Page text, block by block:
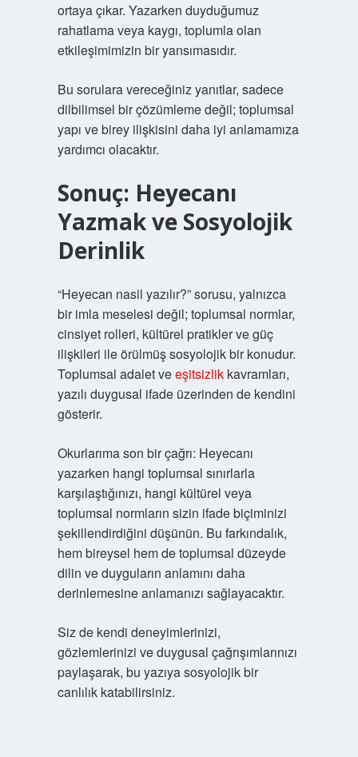
ortaya çıkar. Yazarken duyduğumuz
rahatlama veya kaygı, toplumla olan
etkileşimimizin bir yansımasıdır.
Bu sorulara vereceğiniz yanıtlar, sadece
dilbilimsel bir çözümleme değil; toplumsal
yapı ve birey ilişkisini daha iyi anlamamıza
yardımcı olacaktır.
Sonuç: Heyecanı
Yazmak ve Sosyolojik
Derinlik
“Heyecan nasil yazılır?” sorusu, yalnızca
bir imla meselesi değil; toplumsal normlar,
cinsiyet rolleri, kültürel pratikler ve güç
ilişkileri ile örülmüş sosyolojik bir konudur.
Toplumsal adalet veeşitsizlikkavramları,
yazılı duygusal ifade üzerinden de kendini
gösterir.
Okurlarıma son bir çağrı: Heyecanı
yazarken hangi toplumsal sınırlarla
karşılaştığınızı, hangi kültürel veya
toplumsal normların sizin ifade biçiminizi
şekillendirdiğini düşünün. Bu farkındalık,
hem bireysel hem de toplumsal düzeyde
dilin ve duyguların anlamını daha
derinlemesine anlamanızı sağlayacaktır.
Siz de kendi deneyimlerinizi,
gözlemlerinizi ve duygusal çağrışımlarınızı
paylaşarak, bu yazıya sosyolojik bir
canlılık katabilirsiniz.